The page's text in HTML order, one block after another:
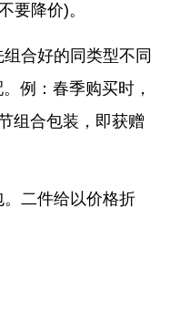
要降价)。
合好的同类型不同
例：春季购买时，
组合包装，即获赠
二件给以价格折